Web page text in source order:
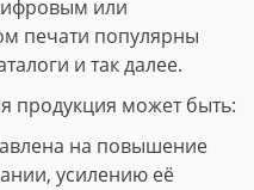
или
печати популярны
и так далее.
продукция может быть:
на повышение
усилению её